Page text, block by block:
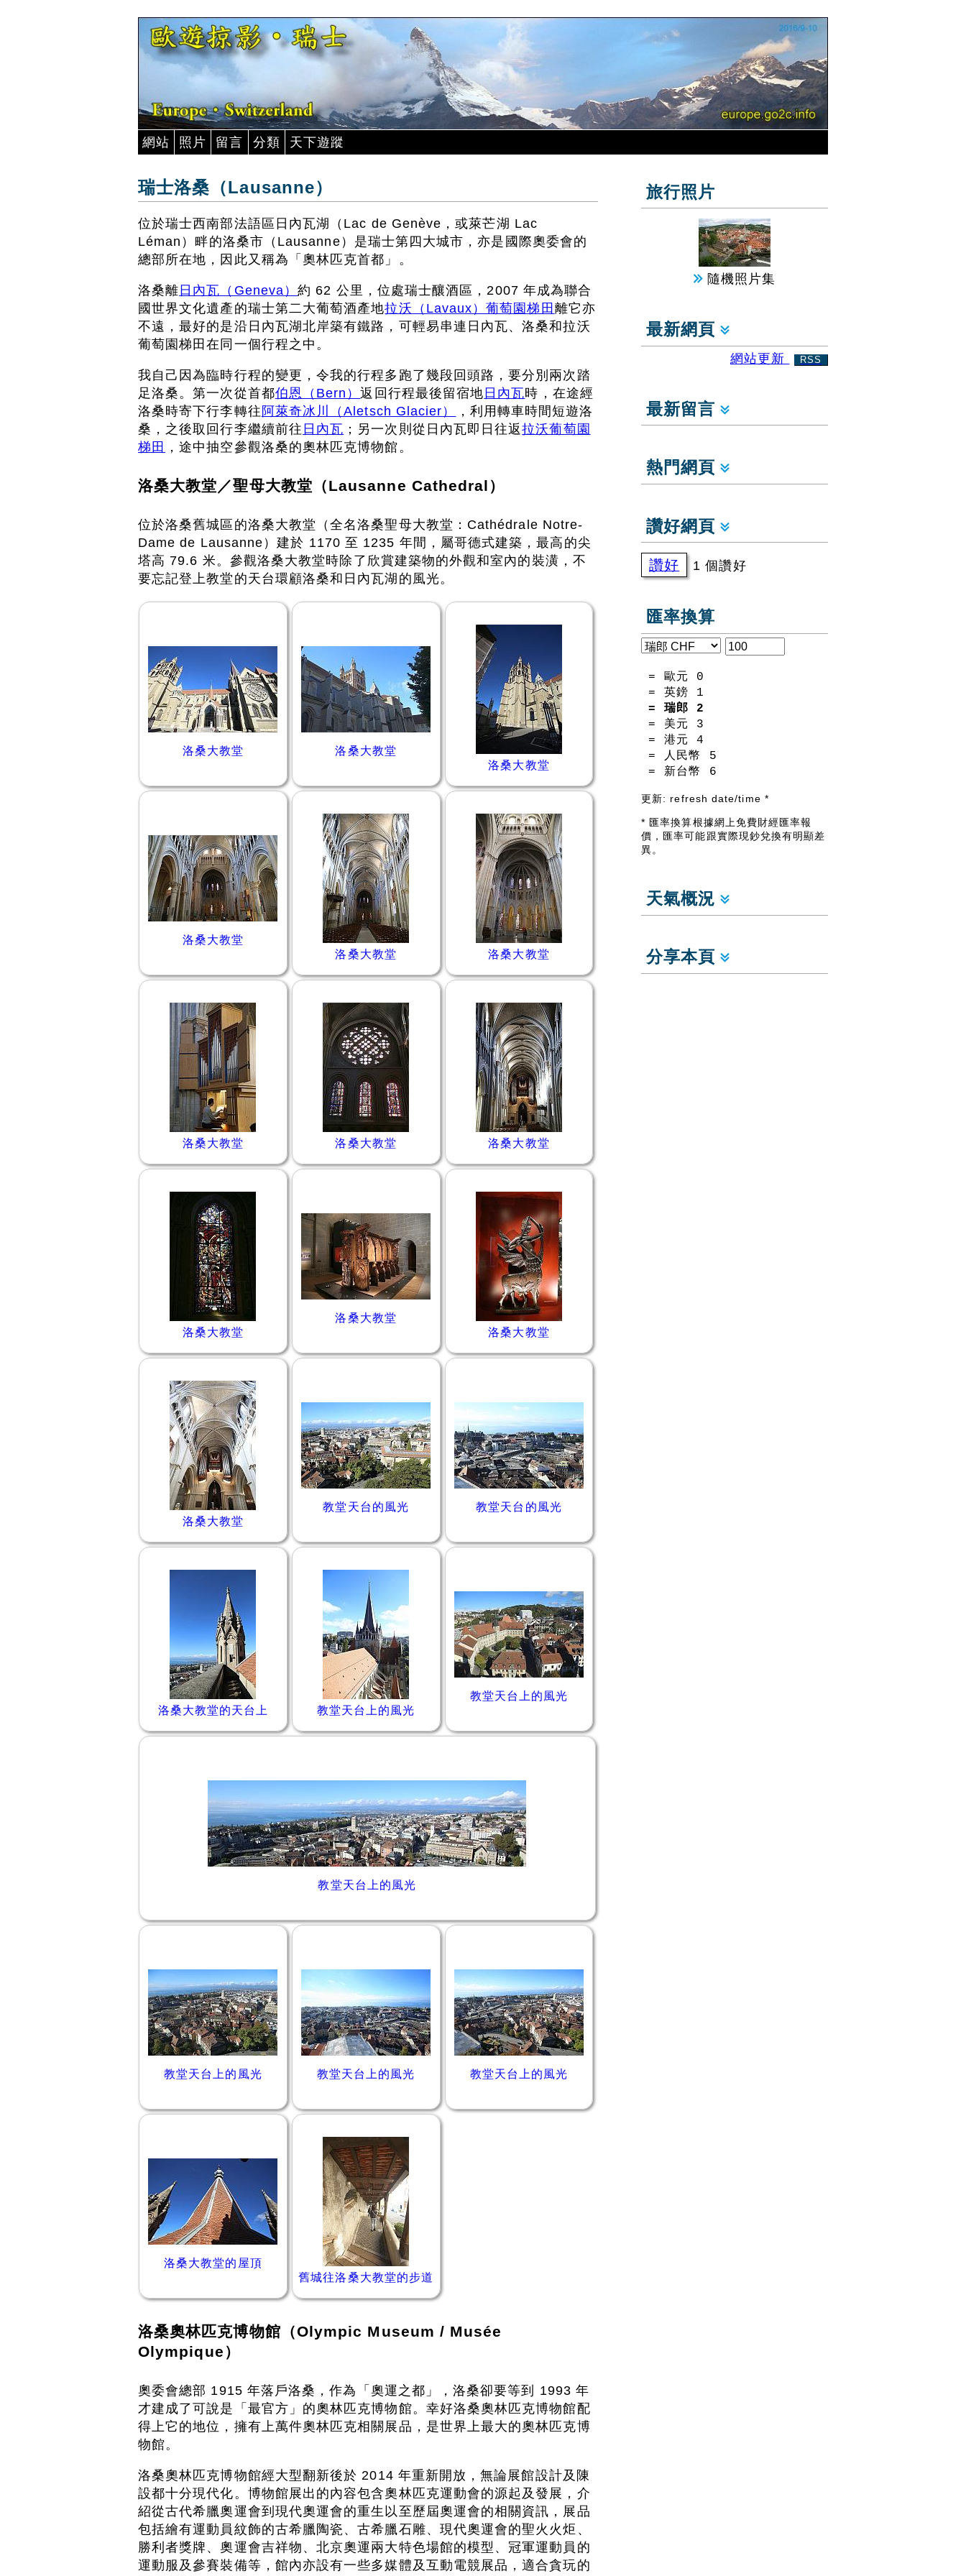
網站 照片 留言 分類 天下遊蹤
瑞士洛桑（Lausanne）
位於瑞士西南部法語區日內瓦湖（Lac de Genève，或萊芒湖 Lac
Léman）畔的洛桑市（Lausanne）是瑞士第四大城市，亦是國際奧委會的
總部所在地，因此又稱為「奧林匹克首都」。
洛桑離 日內瓦（Geneva）約 62 公里，位處瑞士釀酒區，2007 年成為聯合
國世界文化遺產的瑞士第二大葡萄酒產地拉沃（Lavaux）葡萄園梯田 離它亦
不遠，最好的是沿日內瓦湖北岸築有鐵路，可輕易串連日內瓦、洛桑和拉沃
葡萄園梯田在同一個行程之中。
我自己因為臨時行程的變更，令我的行程多跑了幾段回頭路，要分別兩次踏
足洛桑。第一次從首都伯恩（Bern）返回行程最後留宿地 日內瓦時，在途經
洛桑時寄下行李轉往阿萊奇冰川（Aletsch Glacier）
，利用轉車時間短遊洛
桑，之後取回行李繼續前往 日內瓦 ；另一次則從日內瓦即日往返拉沃葡萄園
梯田
，途中抽空參觀洛桑的奧林匹克博物館。
洛桑大教堂／聖母大教堂（Lausanne Cathedral）
位於洛桑舊城區的洛桑大教堂（全名洛桑聖母大教堂：Cathédrale Notre-
Dame de Lausanne）建於 1170 至 1235 年間，屬哥德式建築，最高的尖
塔高 79.6 米。參觀洛桑大教堂時除了欣賞建築物的外觀和室內的裝潢，不
要忘記登上教堂的天台環顧洛桑和日內瓦湖的風光。
洛桑大教堂
洛桑大教堂
洛桑大教堂
洛桑大教堂
洛桑大教堂
洛桑大教堂
洛桑大教堂 洛桑大教堂 洛桑大教堂
洛桑大教堂
洛桑大教堂
洛桑大教堂
洛桑大教堂
教堂天台的風光 教堂天台的風光
洛桑大教堂的天台上 教堂天台上的風光
教堂天台上的風光
教堂天台上的風光
教堂天台上的風光 教堂天台上的風光 教堂天台上的風光
洛桑大教堂的屋頂
舊城往洛桑大教堂的步道
洛桑奧林匹克博物館（Olympic Museum / Musée
Olympique）
奧委會總部 1915 年落戶洛桑，作為「奧運之都」，洛桑卻要等到 1993 年
才建成了可說是「最官方」的奧林匹克博物館。幸好洛桑奧林匹克博物館配
得上它的地位，擁有上萬件奧林匹克相關展品，是世界上最大的奧林匹克博
物館。
洛桑奧林匹克博物館經大型翻新後於 2014 年重新開放，無論展館設計及陳
設都十分現代化。博物館展出的內容包含奧林匹克運動會的源起及發展，介
紹從古代希臘奧運會到現代奧運會的重生以至歷屆奧運會的相關資訊，展品
包括繪有運動員紋飾的古希臘陶瓷、古希臘石雕、現代奧運會的聖火火炬、
勝利者獎牌、奧運會吉祥物、北京奧運兩大特色場館的模型、冠軍運動員的
運動服及參賽裝備等，館內亦設有一些多媒體及互動電競展品，適合貪玩的
旅行照片
隨機照片集
最新網頁
網站更新 RSS
最新留言
熱門網頁
讚好網頁
讚好 1 個讚好
匯率換算
= 歐元 0
= 英鎊 1
= 瑞郎 2
= 美元 3
= 港元4
= 人民幣 5
= 新台幣 6
更新: refresh date/time *
* 匯率換算根據網上免費財經匯率報
價，匯率可能跟實際現鈔兌換有明顯差
異。
天氣概況
分享本頁